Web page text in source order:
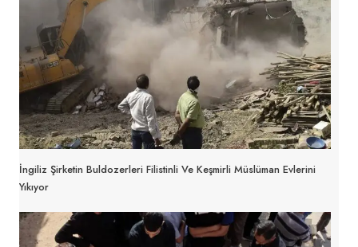
İngiliz Şirketin Buldozerleri Filistinli Ve Keşmirli Müslüman Evlerini
Yıkıyor